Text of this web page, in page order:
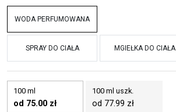
WODA PERFUMOWANA
SPRAY DO CIAŁA MGIEŁKA DO CIAŁA
100 ml
od 75.00 zł
100 ml uszk.
od 77.99 zł